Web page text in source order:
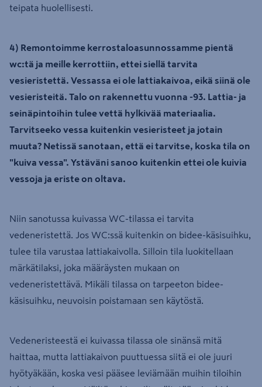
teipata huolellisesti.
4) Remontoimme kerrostaloasunnossamme pientä
wc:tä ja meille kerrottiin, ettei siellä tarvita
vesieristettä. Vessassa ei ole lattiakaivoa, eikä siinä ole
vesieristeitä. Talo on rakennettu vuonna -93. Lattia- ja
seinäpintoihin tulee vettä hylkivää materiaalia.
Tarvitseeko vessa kuitenkin vesieristeet ja jotain
muuta? Netissä sanotaan, että ei tarvitse, koska tila on
"kuiva vessa". Ystäväni sanoo kuitenkin ettei ole kuivia
vessoja ja eriste on oltava.
Niin sanotussa kuivassa WC-tilassa ei tarvita
vedeneristettä. Jos WC:ssä kuitenkin on bidee-käsisuihku,
tulee tila varustaa lattiakaivolla. Silloin tila luokitellaan
märkätilaksi, joka määräysten mukaan on
vedeneristettävä. Mikäli tilassa on tarpeeton bidee-
käsisuihku, neuvoisin poistamaan sen käytöstä.
Vedeneristeestä ei kuivassa tilassa ole sinänsä mitä
haittaa, mutta lattiakaivon puuttuessa siitä ei ole juuri
hyötyäkään, koska vesi pääsee leviämään muihin tiloihin